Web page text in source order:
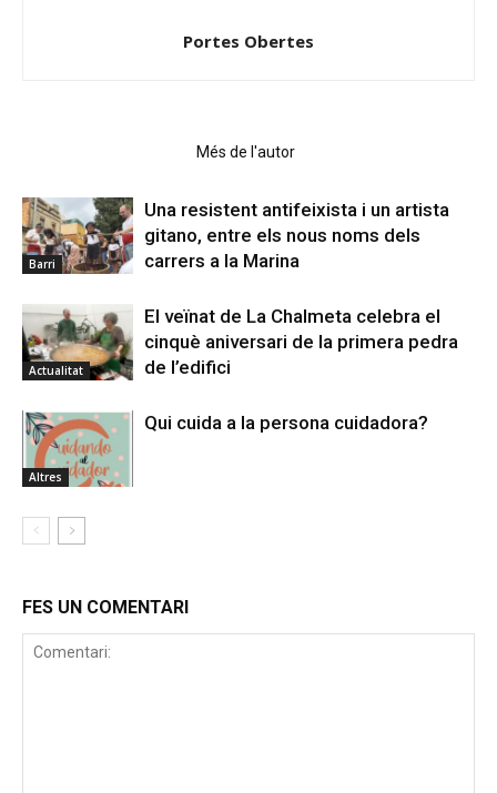
Portes Obertes
Més de l'autor
Barri
Una resistent antifeixista i un artista
gitano, entre els nous noms dels
carrers a la Marina
Actualitat
El veïnat de La Chalmeta celebra el
cinquè aniversari de la primera pedra
de l’edifici
Altres
Qui cuida a la persona cuidadora?
FES UN COMENTARI